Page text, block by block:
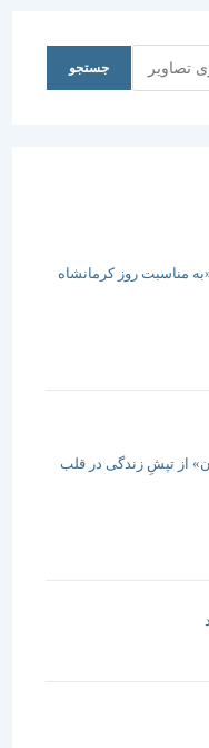
جستجو
روز کرمانشاه
زندگی در قلب